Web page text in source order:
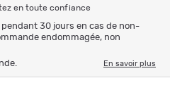
en toute confiance
30 jours en cas de non-
endommagée, non
En savoir plus